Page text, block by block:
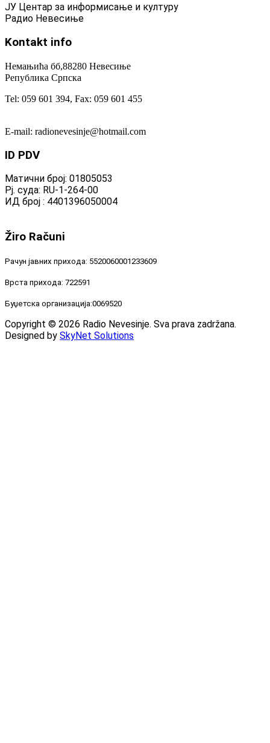
ЈУ Центар за информисање и културу
Радио Невесиње
Kontakt info
Немањића бб,88280 Невесиње
Република Српска
Tel: 059 601 394, Fax: 059 601 455
E-mail: radionevesinje@hotmail.com
ID PDV
Матични број: 01805053
Рј. суда: RU-1-264-00
ИД број : 4401396050004
Žiro Računi
Рачун јавних прихода: 5520060001233609
Врста прихода: 722591
Буџетска организација:0069520
Copyright © 2026 Radio Nevesinje. Sva prava zadržana.
Designed by SkyNet Solutions